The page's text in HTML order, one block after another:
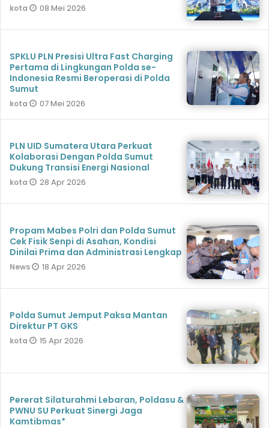
kota 08 Mei 2026
SPKLU PLN Presisi Ultra Fast Charging
Pertama di Lingkungan Polda se-
Indonesia Resmi Beroperasi di Polda
Sumut
kota 07 Mei 2026
PLN UID Sumatera Utara Perkuat
Kolaborasi Dengan Polda Sumut
Dukung Transisi Energi Nasional
kota 28 Apr 2026
Propam Mabes Polri dan Polda Sumut
Cek Fisik Senpi di Asahan, Kondisi
Dinilai Prima dan Administrasi Lengkap
News 18 Apr 2026
Polda Sumut Jemput Paksa Mantan
Direktur PT GKS
kota 15 Apr 2026
Pererat Silaturahmi Lebaran, Poldasu &
PWNU SU Perkuat Sinergi Jaga
Kamtibmas*